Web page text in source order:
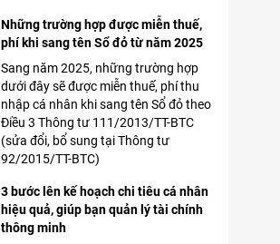
Những trường hợp được miễn thuế,
phí khi sang tên Sổ đỏ từ năm 2025
Sang năm 2025, những trường hợp
dưới đây sẽ được miễn thuế, phí thu
nhập cá nhân khi sang tên Sổ đỏ theo
Điều 3 Thông tư 111/2013/TT-BTC
(sửa đổi, bổ sung tại Thông tư
92/2015/TT-BTC)
3 bước lên kế hoạch chi tiêu cá nhân
hiệu quả, giúp bạn quản lý tài chính
thông minh